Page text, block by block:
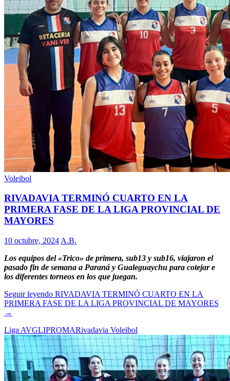
Voleibol
RIVADAVIA TERMINÓ CUARTO EN LA
PRIMERA FASE DE LA LIGA PROVINCIAL DE
MAYORES
10 octubre, 2024 A.B.
Los equipos del «Trico» de primera, sub13 y sub16, viajaron el
pasado fin de semana a Paraná y Gualeguaychu para cotejar e
los diferentes torneos en los que juegan.
Seguir leyendo RIVADAVIA TERMINÓ CUARTO EN LA
PRIMERA FASE DE LA LIGA PROVINCIAL DE MAYORES
→
Liga AVGLIPROMARivadavia Voleibol